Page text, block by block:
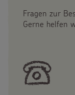
Fragen zur
Gerne helfen